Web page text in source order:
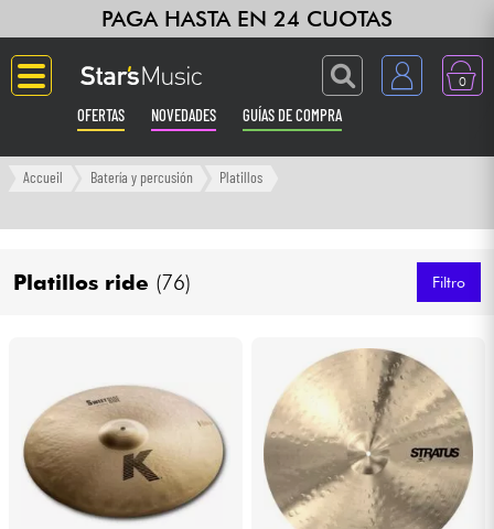
PAGA HASTA EN 24 CUOTAS
0
OFERTAS NOVEDADES GUÍAS DE COMPRA
Langue
Ampli & Efectos
Sintetizadores & samplers
Grabación
Auriculares
Accueil Batería y percusión Platillos
Platillos ride (76) Filtro